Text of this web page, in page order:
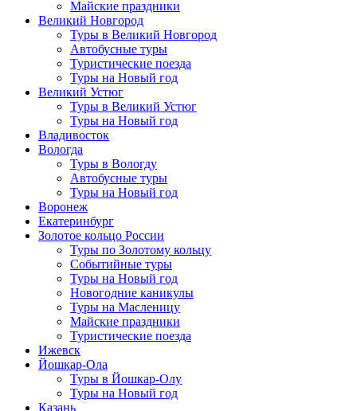
Майские праздники
Великий Новгород
Туры в Великий Новгород
Автобусные туры
Туристические поезда
Туры на Новый год
Великий Устюг
Туры в Великий Устюг
Туры на Новый год
Владивосток
Вологда
Туры в Вологду
Автобусные туры
Туры на Новый год
Воронеж
Екатеринбург
Золотое кольцо России
Туры по Золотому кольцу
Событийные туры
Туры на Новый год
Новогодние каникулы
Туры на Масленицу
Майские праздники
Туристические поезда
Ижевск
Йошкар-Ола
Туры в Йошкар-Олу
Туры на Новый год
Казань